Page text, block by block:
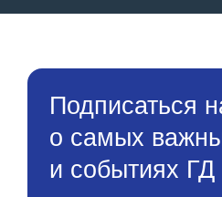
Подписаться
о самых
и событиях ГД